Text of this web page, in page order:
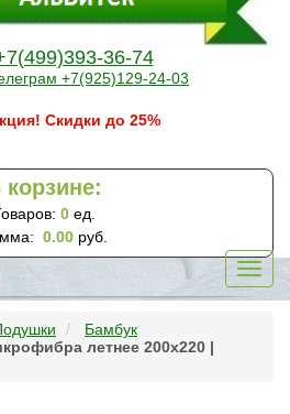
36-74
+7(925)129-24-03
Скидки до 25%
корзине:
0 ед.
0.00 руб.
Бамбук
летнее 200х220 |